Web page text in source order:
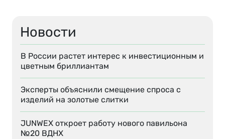
Новости
В России растет интерес к инвестиционным и
цветным бриллиантам
Эксперты объяснили смещение спроса с
изделий на золотые слитки
JUNWEX откроет работу нового павильона
№20 ВДНХ